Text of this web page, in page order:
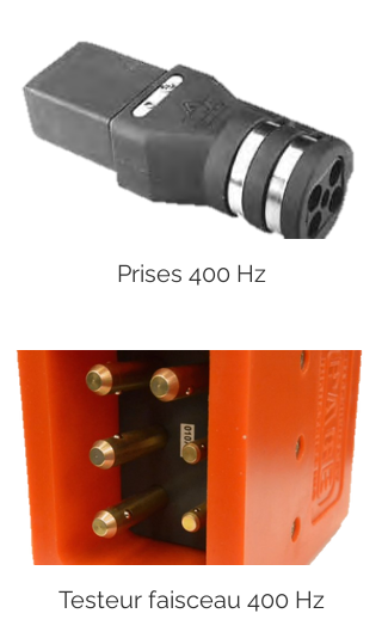
Prises 400 Hz
Testeur faisceau 400 Hz